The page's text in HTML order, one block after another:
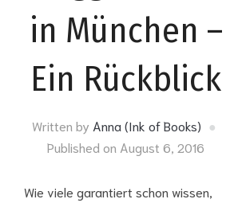
in München –
Ein Rückblick
Written by Anna (Ink of Books)
Published on August 6, 2016
Wie viele garantiert schon wissen,